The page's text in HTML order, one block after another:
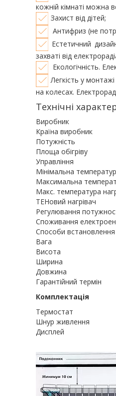
кожній кімнаті можна
Захист від дітей;
Антифриз (не
Естетичний
захваті від
Екологічність.
Легкість у
на колесах.
Технічні
Країна
Площа
Мінімальна
Максимальна
Макс.
Споживання
Способи
Комплектація
Шнур